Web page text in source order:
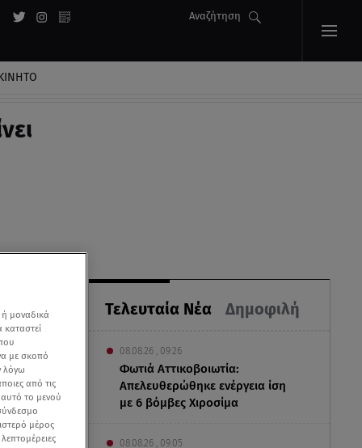
Αναζήτηση
Τελευταία Νέα Δημοφιλή
08.08.26 , 09:26
Φωτιά Αττικοβοιωτία:
Απελευθερώθηκε ενέργεια ίση
με 6 βόμβες Χιροσίμα
08.08.26 , 09:05
μοναδικά
με σκοπό
λόγω
από τις
αυτό το μενού
μέρος